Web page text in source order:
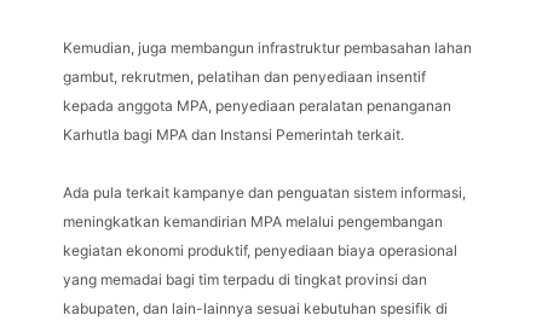
Kemudian, juga membangun infrastruktur pembasahan lahan
gambut, rekrutmen, pelatihan dan penyediaan insentif
kepada anggota MPA, penyediaan peralatan penanganan
Karhutla bagi MPA dan Instansi Pemerintah terkait.
Ada pula terkait kampanye dan penguatan sistem informasi,
meningkatkan kemandirian MPA melalui pengembangan
kegiatan ekonomi produktif, penyediaan biaya operasional
yang memadai bagi tim terpadu di tingkat provinsi dan
kabupaten, dan lain-lainnya sesuai kebutuhan spesifik di